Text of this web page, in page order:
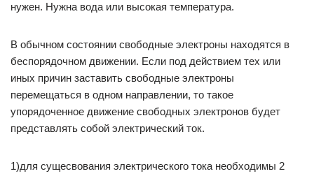
нужен. Нужна вода или высокая температура.
В обычном состоянии свободные электроны находятся в
беспорядочном движении. Если под действием тех или
иных причин заставить свободные электроны
перемещаться в одном направлении, то такое
упорядоченное движение свободных электронов будет
представлять собой электрический ток.
1)для сущесвования электрического тока необходимы 2